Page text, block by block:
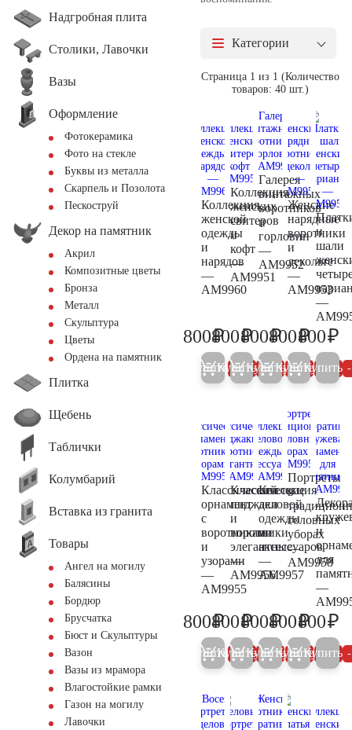
Надгробная плита
Столики, Лавочки
Вазы
Оформление
Фотокерамика
Фото на стекле
Буквы из металла
Скарпель и Позолота
Пескоструй
Декор на памятник
Акрил
Композитные цветы
Бронза
Металл
Скульптура
Цветы
Ордена на памятник
Плитка
Щебень
Таблички
Колумбарий
Вставка из гранита
Товары
Ангел на могилу
Балясины
Бордюр
Брусчатка
Бюст и Скульптуры
Вазон
Вазы из мрамора
Влагостойкие рамки
Газон на могилу
Лавочки
Категории
Страница 1 из 1 (Количество
товаров: 40 шт.)
Коллекция
женской
одежды
и
нарядов
—
AM9960
800
800₽
Купить 5%
Коллекция
женских
свитеров
и
кофт
—
AM9951
800
800₽
Купить 5%
Галерея
винтажных
воротников
и
горловин
—
AM9952
800
800₽
Купить 5%
Женские
нарядные
воротники
и
декольте
—
AM9953
800
800₽
Купить 5%
и
шали
—
800₽
Купить
Классический
орнамент
с
воротниками
и
узорами
—
AM9955
800
800₽
Купить 5%
Классические
пиджаки
и
воротники
элегантные
—
AM9956
800
800₽
Купить 5%
Коллекция
деловой
одежды
и
аксессуаров
—
AM9957
800
800₽
Купить 5%
Портреты
в
головных
уборах
—
AM9958
800
800₽
Купить 5%
и
для
—
800₽
Купить